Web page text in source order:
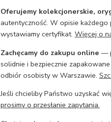
Oferujemy kolekcjonerskie,
autentyczność. W opisie
wystawiamy certyfikat. Więcej o
Zachęcamy do zakupu online —
solidnie i bezpiecznie
odbiór osobisty w Warszawie.
Jeśli chcieliby Państwo uzyskać
prosimy o przesłanie zapytania.